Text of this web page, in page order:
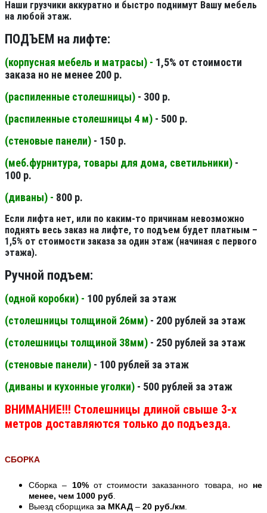
Наши грузчики аккуратно и быстро поднимут Вашу мебель
на любой этаж.
ПОДЪЕМ на лифте:
(корпусная мебель и матрасы) - 1,5% от стоимости
заказа но не менее 200 р.
(распиленные столешницы) - 300 р.
(распиленные столешницы 4 м) - 500 р.
(стеновые панели) - 150 р.
(меб.фурнитура, товары для дома, светильники) -
100 р.
(диваны) - 800 р.
Если лифта нет, или по каким-то причинам невозможно
поднять весь заказ на лифте, то подъем будет платным –
1,5% от стоимости заказа за один этаж (начиная с первого
этажа).
Ручной подъем:
(одной коробки) - 100 рублей за этаж
(столешницы толщиной 26мм) - 200 рублей за этаж
(столешницы толщиной 38мм) - 250 рублей за этаж
(стеновые панели) - 100 рублей за этаж
(диваны и кухонные уголки) - 500 рублей за этаж
ВНИМАНИЕ!!! Столешницы длиной свыше 3-х
метров доставляются только до подъезда.
СБОРКА
Сборка – 10%от стоимости заказанного товара, но не
менее, чем 1000 руб
Выезд сборщика за МКАД – 20 руб./км